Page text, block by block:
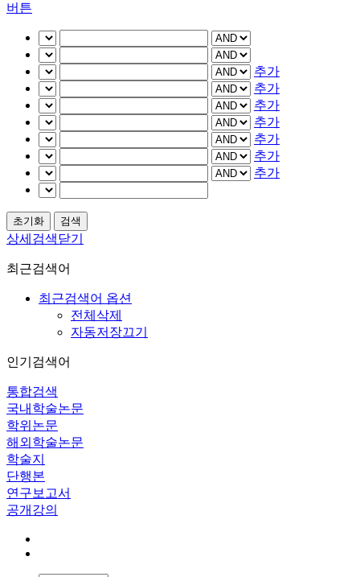
버튼
추가
추가
추가
추가
추가
추가
추가
상세검색닫기
최근검색어
최근검색어 옵션
전체삭제
자동저장끄기
인기검색어
통합검색
국내학술논문
학위논문
해외학술논문
학술지
단행본
연구보고서
공개강의